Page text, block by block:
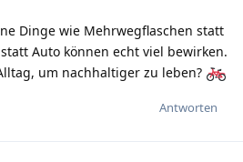
Dinge wie Mehrwegflaschen statt
Auto können echt viel bewirken.
um nachhaltiger zu leben?
Antworten